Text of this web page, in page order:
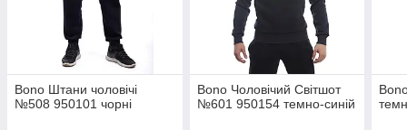
Bono Штани чоловічі
№508 950101 чорні
Bono Чоловічий Світшот
№601 950154 темно-синій